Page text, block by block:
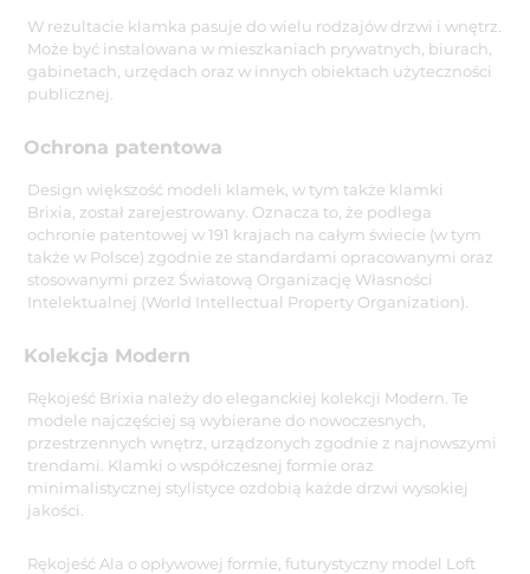
W rezultacie klamka pasuje do wielu rodzajów drzwi i wnętrz.
Może być instalowana w mieszkaniach prywatnych, biurach,
gabinetach, urzędach oraz w innych obiektach użyteczności
publicznej.
Ochrona patentowa
Design większość modeli klamek, w tym także klamki
Brixia, został zarejestrowany. Oznacza to, że podlega
ochronie patentowej w 191 krajach na całym świecie (w tym
także w Polsce) zgodnie ze standardami opracowanymi oraz
stosowanymi przez Światową Organizację Własności
Intelektualnej (World Intellectual Property Organization).
Kolekcja Modern
Rękojeść Brixia należy do eleganckiej kolekcji Modern. Te
modele najczęściej są wybierane do nowoczesnych,
przestrzennych wnętrz, urządzonych zgodnie z najnowszymi
trendami. Klamki o współczesnej formie oraz
minimalistycznej stylistyce ozdobią każde drzwi wysokiej
jakości.
Rękojeść Ala o opływowej formie, futurystyczny model Loft